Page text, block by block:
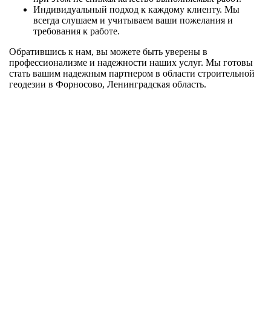
Индивидуальный подход к каждому клиенту. Мы
всегда слушаем и учитываем ваши пожелания и
требования к работе.
Обратившись к нам, вы можете быть уверены в
профессионализме и надежности наших услуг. Мы готовы
стать вашим надежным партнером в области строительной
геодезии в Форносово, Ленинградская область.